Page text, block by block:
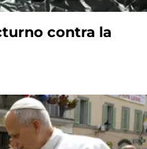
contra la